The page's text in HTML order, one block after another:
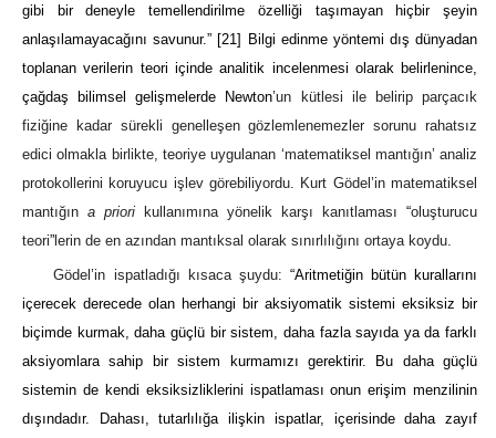
gibi bir deneyle temellendirilme özelliği taşımayan hiçbir şeyin
anlaşılamayacağını savunur.” [21]
Bilgi edinme yöntemi dış dünyadan
toplanan verilerin teori içinde analitik incelenmesi olarak belirlenince,
çağdaş bilimsel gelişmelerde Newton’un kütlesi ile belirip parçacık
fiziğine kadar sürekli genelleşen gözlemlenemezler sorunu rahatsız
edici olmakla birlikte, teoriye uygulanan ‘matematiksel mantığın’ analiz
protokollerini koruyucu işlev görebiliyordu. Kurt Gödel’in matematiksel
mantığına priori kullanımına yönelik karşı kanıtlaması“oluşturucu
teori” lerin de en azından mantıksal olarak sınırlılığını ortaya koydu.
Gödel’in ispatladığı kısaca şuydu: “Aritmetiğin bütün kurallarını
içerecek derecede olan herhangi bir aksiyomatik sistemi eksiksiz bir
biçimde kurmak, daha güçlü bir sistem, daha fazla sayıda ya da farklı
aksiyomlara sahip bir sistem kurmamızı gerektirir. Bu daha güçlü
sistemin de kendi eksiksizliklerini ispatlaması onun erişim menzilinin
dışındadır. Dahası, tutarlılığa ilişkin ispatlar, içerisinde daha zayıf